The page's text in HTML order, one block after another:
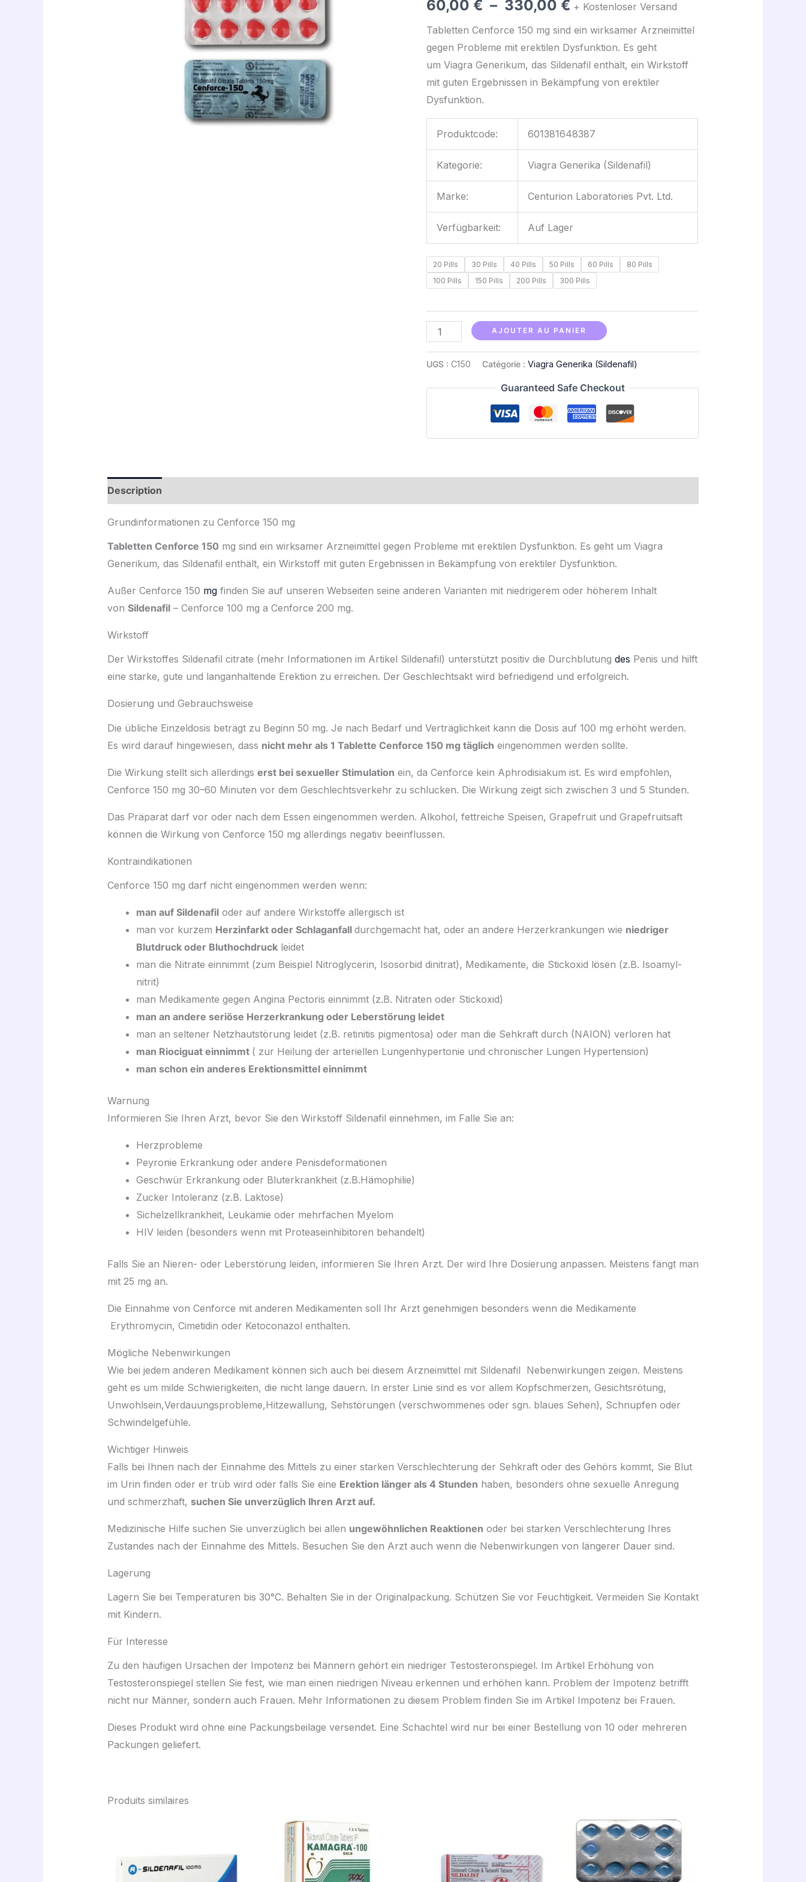
60,00 € – 330,00 €
à
330,00 €
+ Kostenloser Versand
Tabletten Cenforce 150 mg sind ein wirksamer Arzneimittel
gegen Probleme mit erektilen Dysfunktion. Es geht
um Viagra Generikum, das Sildenafil enthält, ein Wirkstoff
mit guten Ergebnissen in Bekämpfung von erektiler
Dysfunktion.
Produktcode: 601381648387
Kategorie: Viagra Generika (Sildenafil)
Marke: Centurion Laboratories Pvt. Ltd.
Verfügbarkeit: Auf Lager
20 Pills 30 Pills 40 Pills 50 Pills 60 Pills
80 Pills
100 Pills
150 Pills 200 Pills 300 Pills
AJOUTER AU PANIER
UGS :C150 Catégorie :Viagra Generika (Sildenafil)
Guaranteed Safe Checkout
Description
Grundinformationen zu Cenforce 150 mg
Tabletten Cenforce 150 mg sind ein wirksamer Arzneimittel gegen Probleme mit erektilen Dysfunktion. Es geht um Viagra
Generikum, das Sildenafil enthält, ein Wirkstoff mit guten Ergebnissen in Bekämpfung von erektiler Dysfunktion.
Außer Cenforce 150 mgfinden Sie auf unseren Webseiten seine anderen Varianten mit niedrigerem oder höherem Inhalt
von Sildenafil– Cenforce 100 mg a Cenforce 200 mg.
Wirkstoff
Der Wirkstoffes Sildenafil citrate (mehr Informationen im Artikel Sildenafil) unterstützt positiv die Durchblutung des Penis und hilft
eine starke, gute und langanhaltende Erektion zu erreichen. Der Geschlechtsakt wird befriedigend und erfolgreich.
Dosierung und Gebrauchsweise
Die übliche Einzeldosis beträgt zu Beginn 50 mg. Je nach Bedarf und Verträglichkeit kann die Dosis auf 100 mg erhöht werden.
Es wird darauf hingewiesen, dass nicht mehr als 1 Tablette Cenforce 150 mg täglich eingenommen werden sollte.
Die Wirkung stellt sich allerdings erst bei sexueller Stimulation ein, da Cenforce kein Aphrodisiakum ist. Es wird empfohlen,
Cenforce 150 mg 30–60 Minuten vor dem Geschlechtsverkehr zu schlucken. Die Wirkung zeigt sich zwischen 3 und 5 Stunden.
Das Präparat darf vor oder nach dem Essen eingenommen werden. Alkohol, fettreiche Speisen, Grapefruit und Grapefruitsaft
können die Wirkung von Cenforce 150 mg allerdings negativ beeinflussen.
Kontraindikationen
Cenforce 150 mg darf nicht eingenommen werden wenn:
man auf Sildenafiloder auf andere Wirkstoffe allergisch ist
man vor kurzem Herzinfarkt oder Schlaganfall durchgemacht hat, oder an andere Herzerkrankungen wie niedriger
Blutdruck oder Bluthochdruckleidet
man die Nitrate einnimmt (zum Beispiel Nitroglycerin, Isosorbid dinitrat), Medikamente, die Stickoxid lösen (z.B. Isoamyl-
nitrit)
man Medikamente gegen Angina Pectoris einnimmt (z.B. Nitraten oder Stickoxid)
man an andere seriöse Herzerkrankung oder Leberstörung leidet
man an seltener Netzhautstörung leidet (z.B. retinitis pigmentosa) oder man die Sehkraft durch (NAION) verloren hat
man Riociguat einnimmt ( zur Heilung der arteriellen Lungenhypertonie und chronischer Lungen Hypertension)
man schon ein anderes Erektionsmittel einnimmt
Warnung
Informieren Sie Ihren Arzt, bevor Sie den Wirkstoff Sildenafil einnehmen, im Falle Sie an:
Herzprobleme
Peyronie Erkrankung oder andere Penisdeformationen
Geschwür Erkrankung oder Bluterkrankheit (z.B.Hämophilie)
Zucker Intoleranz (z.B. Laktose)
Sichelzellkrankheit, Leukämie oder mehrfachen Myelom
HIV leiden (besonders wenn mit Proteaseinhibitoren behandelt)
Falls Sie an Nieren- oder Leberstörung leiden, informieren Sie Ihren Arzt. Der wird Ihre Dosierung anpassen. Meistens fängt man
mit 25 mg an.
Die Einnahme von Cenforce mit anderen Medikamenten soll Ihr Arzt genehmigen besonders wenn die Medikamente
Erythromycin, Cimetidin oder Ketoconazol enthalten.
Mögliche Nebenwirkungen
Wie bei jedem anderen Medikament können sich auch bei diesem Arzneimittel mit Sildenafil Nebenwirkungen zeigen. Meistens
geht es um milde Schwierigkeiten, die nicht lange dauern. In erster Linie sind es vor allem Kopfschmerzen, Gesichtsrötung,
Unwohlsein,Verdauungsprobleme,Hitzewallung, Sehstörungen (verschwommenes oder sgn. blaues Sehen), Schnupfen oder
Schwindelgefühle.
Wichtiger Hinweis
Falls bei Ihnen nach der Einnahme des Mittels zu einer starken Verschlechterung der Sehkraft oder des Gehörs kommt, Sie Blut
im Urin finden oder er trüb wird oder falls Sie eine Erektion länger als 4 Stunden haben, besonders ohne sexuelle Anregung
und schmerzhaft, suchen Sie unverzüglich Ihren Arzt auf.
Medizinische Hilfe suchen Sie unverzüglich bei allen ungewöhnlichen Reaktionen oder bei starken Verschlechterung Ihres
Zustandes nach der Einnahme des Mittels. Besuchen Sie den Arzt auch wenn die Nebenwirkungen von längerer Dauer sind.
Lagerung
Lagern Sie bei Temperaturen bis 30°C. Behalten Sie in der Originalpackung. Schützen Sie vor Feuchtigkeit. Vermeiden Sie Kontakt
mit Kindern.
Für Interesse
Zu den häufigen Ursachen der Impotenz bei Männern gehört ein niedriger Testosteronspiegel. Im Artikel Erhöhung von
Testosteronspiegel stellen Sie fest, wie man einen niedrigen Niveau erkennen und erhöhen kann. Problem der Impotenz betrifft
nicht nur Männer, sondern auch Frauen. Mehr Informationen zu diesem Problem finden Sie im Artikel Impotenz bei Frauen.
Dieses Produkt wird ohne eine Packungsbeilage versendet. Eine Schachtel wird nur bei einer Bestellung von 10 oder mehreren
Packungen geliefert.
Produits similaires
43,00 €
à
270,00 €
Plage
de
prix :
46,00 €
à
600,00 €
68,00 €
à
525,00 €
Plage
de
prix :
43,00 €
à
330,00 €